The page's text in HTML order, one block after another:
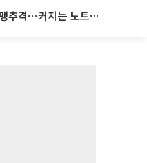
맥북 품은 삼성에 ‘중국산’ 맹추격⋯커지는 노트북 OLED 시장